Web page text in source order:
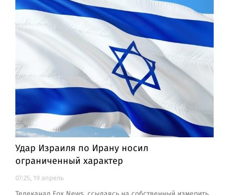
Удар Израиля по Ирану носил
ограниченный характер
07:25, 19 апрель